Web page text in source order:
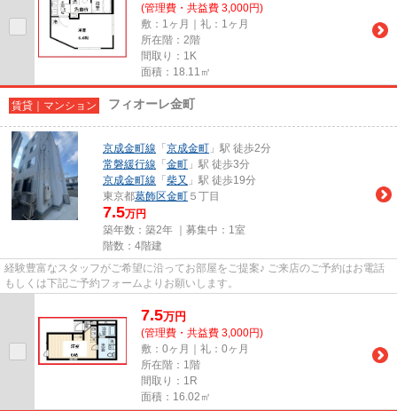
(管理費・共益費 3,000円)
敷：1ヶ月｜礼：1ヶ月
所在階：2階
間取り：1K
面積：18.11㎡
賃貸｜マンション フィオーレ金町
京成金町線 「 京成金町 」駅 徒歩2分
常磐緩行線 「 金町 」駅 徒歩3分
京成金町線 「 柴又 」駅 徒歩19分
東京都葛飾区金町 ５丁目
7.5万円
築年数：築2年 ｜募集中： 1室
階数：4階建
経験豊富なスタッフがご希望に沿ってお部屋をご提案♪ ご来店のご予約はお電話
もしくは下記ご予約フォームよりお願いします。
7.5万円
(管理費・共益費 3,000円)
敷：0ヶ月｜礼：0ヶ月
所在階：1階
間取り：1R
面積：16.02㎡